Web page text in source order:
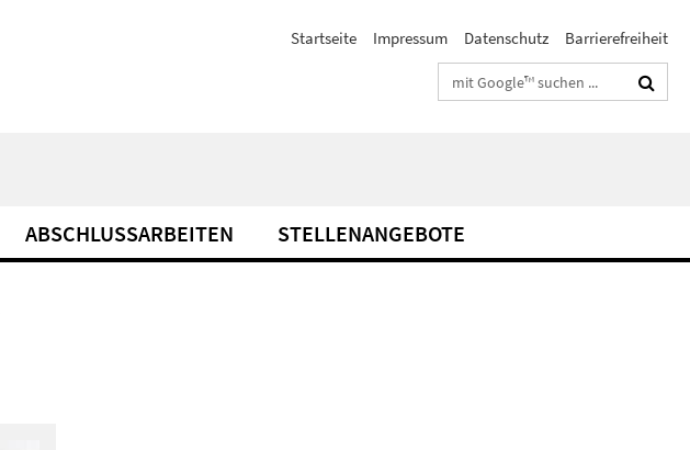
Startseite Impressum Datenschutz
Barrierefreiheit
Suchbegriffe
ABSCHLUSSARBEITEN STELLENANGEBOTE